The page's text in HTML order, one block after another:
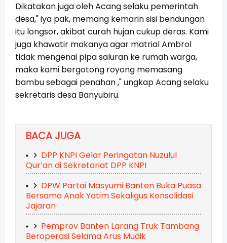
Dikatakan juga oleh Acang selaku pemerintah
desa," iya pak, memang kemarin sisi bendungan
itu longsor, akibat curah hujan cukup deras. Kami
juga khawatir makanya agar matrial Ambrol
tidak mengenai pipa saluran ke rumah warga,
maka kami bergotong royong memasang
bambu sebagai penahan ," ungkap Acang selaku
sekretaris desa Banyubiru.
BACA JUGA
DPP KNPI Gelar Peringatan Nuzulul
Qur’an di Sekretariat DPP KNPI
DPW Partai Masyumi Banten Buka Puasa
Bersama Anak Yatim Sekaligus Konsolidasi
Jajaran
Pemprov Banten Larang Truk Tambang
Beroperasi Selama Arus Mudik